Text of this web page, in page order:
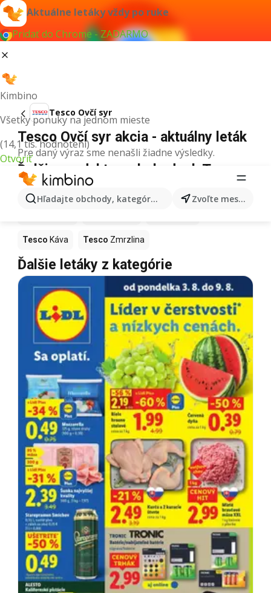
Aktuálne letáky vždy po ruke
Pridať do Chrome - ZADARMO
Kimbino
Všetky ponuky na jednom mieste
(14,1 tis. hodnotení)
Otvoriť
Hľadajte obchody, kategórie, produkty... Zvoľte mesto
Tesco Ovčí syr
Tesco Ovčí syr akcia - aktuálny leták
Pre daný výraz sme nenašli žiadne výsledky.
Ďalšie produkty v obchodoch Tesco
Tesco Káva Tesco Zmrzlina
Ďalšie letáky z kategórie